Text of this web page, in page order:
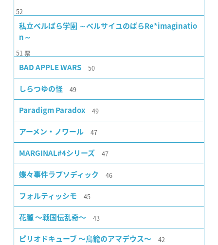
52
私立ベルばら学園 ～ベルサイユのばらRe*imaginatio
n～
51 票
BAD APPLE WARS 50
しらつゆの怪 49
Paradigm Paradox 49
アーメン・ノワール 47
MARGINAL#4シリーズ 47
蝶々事件ラブソディック 46
フォルティッシモ 45
花朧 〜戦国伝乱奇〜 43
ピリオドキューブ 〜鳥籠のアマデウス〜 42